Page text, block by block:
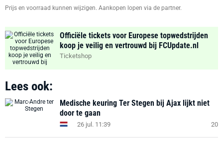
Prijs en voorraad kunnen wijzigen. Aankopen lopen via de partner.
Officiële tickets voor Europese topwedstrijden
koop je veilig en vertrouwd bij FCUpdate.nl
Ticketshop
Lees ook:
Medische keuring Ter Stegen bij Ajax lijkt niet
door te gaan
26 jul. 11:39 20